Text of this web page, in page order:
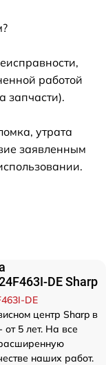
работой
запчасти).
утрата
заявленным
DE Sharp
DE
центр Sharp в
5 лет. На все
наших работ.